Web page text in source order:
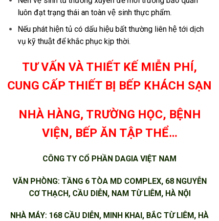
luôn đạt trạng thái an toàn vệ sinh thực phẩm.
Nếu phát hiện tủ có dấu hiệu bất thường liên hệ tới dịch
vụ kỹ thuật để khắc phục kịp thời.
TƯ VẤN VÀ THIẾT KẾ MIỄN PHÍ,
CUNG CẤP THIẾT BỊ BẾP KHÁCH SẠN
NHÀ HÀNG, TRƯỜNG HỌC, BỆNH
VIỆN, BẾP ĂN TẬP THỂ…
CÔNG TY CỔ PHẦN DAGIA VIỆT NAM
VĂN PHÒNG: TẦNG 6 TÒA MD COMPLEX, 68 NGUYỄN
CƠ THẠCH, CẦU DIỄN, NAM TỪ LIÊM, HÀ NỘI
NHÀ MÁY: 168 CẦU DIỄN, MINH KHAI, BẮC TỪ LIÊM, HÀ